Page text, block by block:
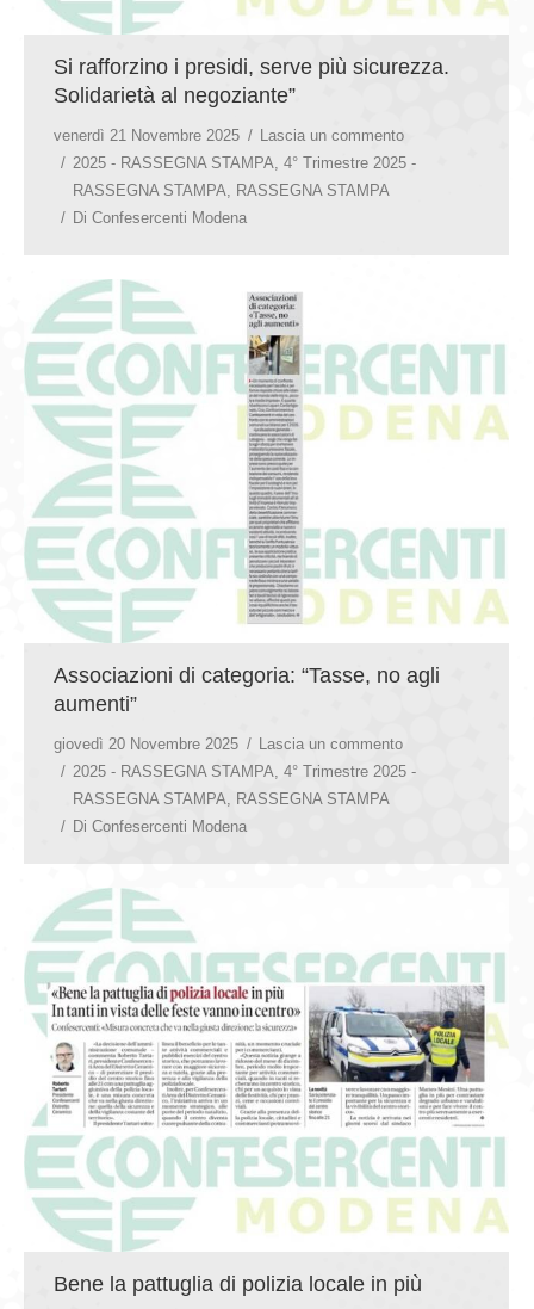
Si rafforzino i presidi, serve più sicurezza.
Solidarietà al negoziante”
venerdì 21 Novembre 2025
Lascia un commento
2025 - RASSEGNA STAMPA 4° Trimestre 2025 -
RASSEGNA STAMPA
RASSEGNA STAMPA
Di Confesercenti Modena
Associazioni di categoria: “Tasse, no agli
aumenti”
giovedì 20 Novembre 2025
Lascia un commento
2025 - RASSEGNA STAMPA, 4° Trimestre 2025 -
RASSEGNA STAMPA, RASSEGNA STAMPA
Di Confesercenti Modena
Bene la pattuglia di polizia locale in più